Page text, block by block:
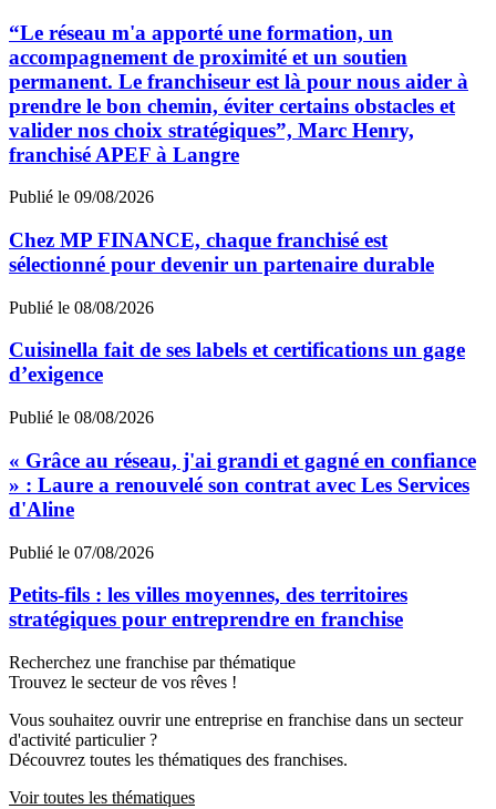
“Le réseau m'a apporté une formation, un
accompagnement de proximité et un soutien
permanent. Le franchiseur est là pour nous aider à
prendre le bon chemin, éviter certains obstacles et
valider nos choix stratégiques”, Marc Henry,
franchisé APEF à Langre
Publié le 09/08/2026
Chez MP FINANCE, chaque franchisé est
sélectionné pour devenir un partenaire durable
Publié le 08/08/2026
Cuisinella fait de ses labels et certifications un gage
d’exigence
Publié le 08/08/2026
« Grâce au réseau, j'ai grandi et gagné en confiance
» : Laure a renouvelé son contrat avec Les Services
d'Aline
Publié le 07/08/2026
Petits-fils : les villes moyennes, des territoires
stratégiques pour entreprendre en franchise
Recherchez une franchise par thématique
Trouvez le secteur de vos rêves !
Vous souhaitez ouvrir une entreprise en franchise dans un secteur
d'activité particulier ?
Découvrez toutes les thématiques des franchises.
Voir toutes les thématiques